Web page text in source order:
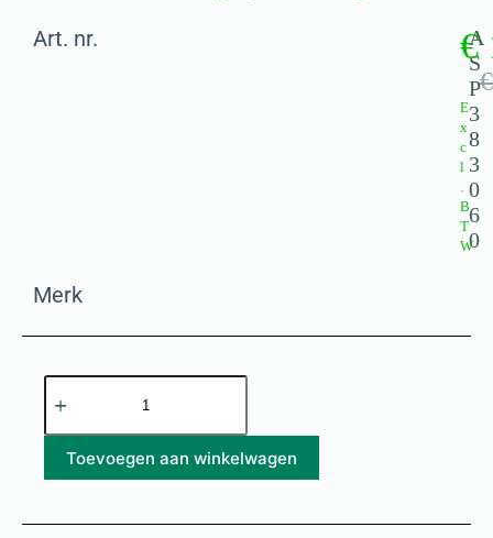
Art. nr.
A
S
P
3
8
3
0
6
0
€
€
E
x
c
l
.
B
T
W
Merk
Toevoegen aan winkelwagen